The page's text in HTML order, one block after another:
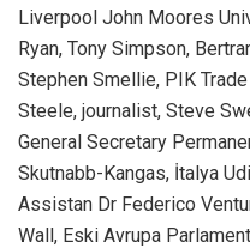
Liverpool John Moores
Ryan, Tony Simpson,
Stephen Smellie, PIK
Steele, journalist, Steve
General Secretary
Skutnabb-Kangas, İtalya
Assistan Dr Federico
Wall, Eski Avrupa